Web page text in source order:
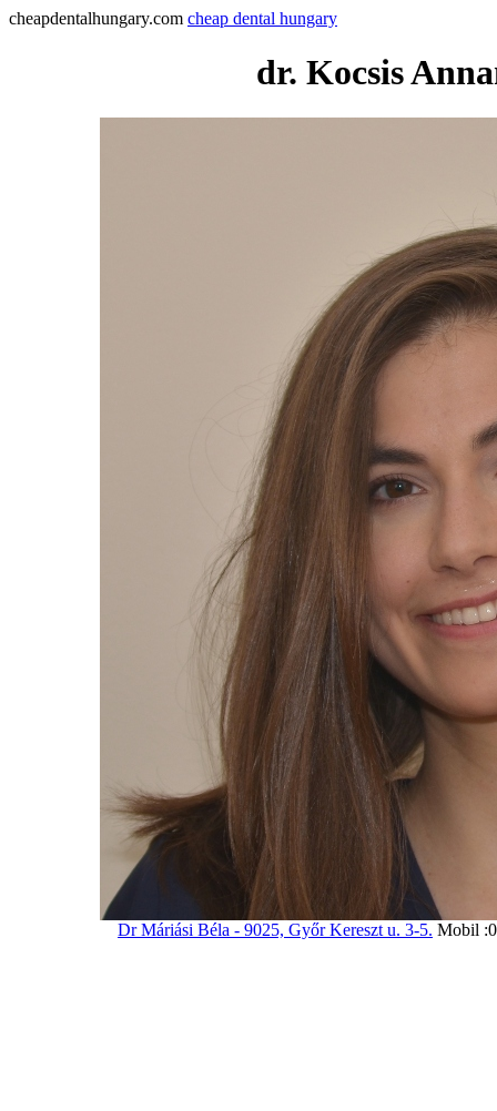
cheapdentalhungary.com cheap dental hungary
dr. Kocsis
Dr Máriási Béla - 9025, Győr Kereszt u. 3-5. Mobil